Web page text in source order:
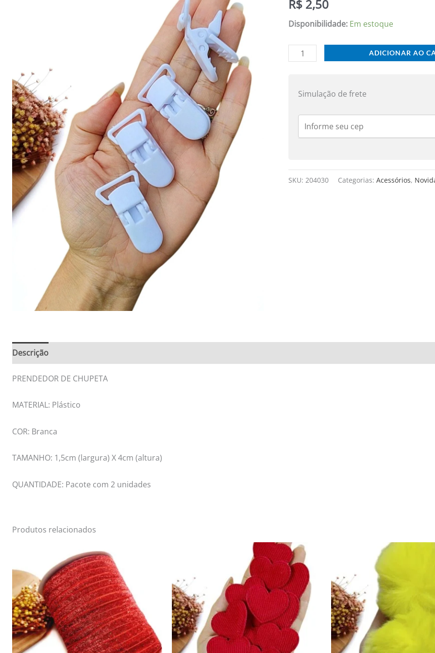
R$ 2,50
Disponibilidade: Em estoque
BRANCA
4CM
2
UND
ADICIONAR AO
Simulação de frete
SKU: 204030 Categorias:Acessórios,
Descrição
PRENDEDOR DE CHUPETA
MATERIAL: Plástico
COR: Branca
TAMANHO: 1,5cm (largura) X 4cm (altura)
QUANTIDADE: Pacote com 2 unidades
Produtos relacionados